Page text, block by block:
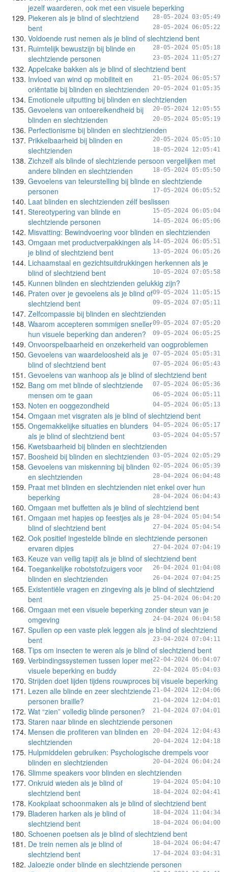
jezelf waarderen, ook met een visuele beperking
28-05-2024 03:05:49
Piekeren als je blind of slechtziend
bent
28-05-2024 06:05:22
Voldoende rust nemen als je blind of slechtziend bent
28-05-2024 05:05:18
Ruimtelijk bewustzijn bij blinde en
slechtziende personen
23-05-2024 11:05:27
Appelcake bakken als je blind of slechtziend bent
21-05-2024 06:05:57
Invloed van wind op mobiliteit en
oriëntatie bij blinden en slechtzienden
20-05-2024 01:05:35
Emotionele uitputting bij blinden en slechtzienden
20-05-2024 12:05:55
Gevoelens van ontoereikendheid bij
blinden en slechtzienden
20-05-2024 05:05:19
Perfectionisme bij blinden en slechtzienden
20-05-2024 05:05:10
Prikkelbaarheid bij blinden en
slechtzienden
18-05-2024 12:05:41
Zichzelf als blinde of slechtziende persoon vergelijken met
andere blinden en slechtzienden
18-05-2024 05:05:50
Gevoelens van teleurstelling bij blinde en slechtziende
personen
17-05-2024 06:05:52
Laat blinden en slechtzienden zélf beslissen
15-05-2024 06:05:04
Stereotypering van blinde en
slechtziende personen
14-05-2024 06:05:06
Misvatting: Bewindvoering voor blinden en slechtzienden
14-05-2024 06:05:51
Omgaan met productverpakkingen als
je blind of slechtziend bent
13-05-2024 06:05:26
Lichaamstaal en gezichtsuitdrukkingen herkennen als je
blind of slechtziend bent
10-05-2024 07:05:58
Kunnen blinden en slechtzienden gelukkig zijn?
09-05-2024 11:05:15
Praten over je gevoelens als je blind of
slechtziend bent
09-05-2024 07:05:11
Zelfcompassie bij blinden en slechtzienden
09-05-2024 07:05:20
Waarom accepteren sommigen sneller
hun visuele beperking dan anderen?
09-05-2024 06:05:25
Onvoorspelbaarheid en onzekerheid van oogproblemen
07-05-2024 05:05:31
Gevoelens van waardeloosheid als je
blind of slechtziend bent
07-05-2024 06:05:43
Gevoelens van wanhoop als je blind of slechtziend bent
07-05-2024 06:05:36
Bang om met blinde of slechtziende
mensen om te gaan
06-05-2024 06:05:11
Noten en ooggezondheid 04-05-2024 06:05:13
Omgaan met visgraten als je blind of slechtziend bent
04-05-2024 06:05:17
Ongemakkelijke situaties en blunders
als je blind of slechtziend bent
03-05-2024 04:05:57
Kwetsbaarheid bij blinden en slechtzienden
03-05-2024 02:05:29
Boosheid bij blinden en slechtzienden
02-05-2024 06:05:39
Gevoelens van miskenning bij blinden
en slechtzienden
28-04-2024 06:04:48
Praat met blinden en slechtzienden niet enkel over hun
beperking
28-04-2024 06:04:43
Omgaan met buffetten als je blind of slechtziend bent
28-04-2024 05:04:54
Omgaan met hapjes op feestjes als je
blind of slechtziend bent
27-04-2024 05:04:54
Ook positief ingestelde blinde en slechtziende personen
ervaren dipjes
27-04-2024 07:04:19
Keuze van veilig tapijt als je blind of slechtziend bent
26-04-2024 01:04:08
Toegankelijke robotstofzuigers voor
blinden en slechtzienden
26-04-2024 07:04:25
Existentiële vragen en zingeving als je blind of slechtziend
bent
25-04-2024 06:04:20
Omgaan met een visuele beperking zonder steun van je
omgeving
24-04-2024 06:04:58
Spullen op een vaste plek leggen als je blind of slechtziend
bent
23-04-2024 07:04:11
Tips om insecten te weren als je blind of slechtziend bent
22-04-2024 06:04:07
Verbindingssystemen tussen loper met
visuele beperking en buddy
22-04-2024 05:04:03
Strijden doet lijden tijdens rouwproces bij visuele beperking
21-04-2024 12:04:06
Lezen alle blinde en zeer slechtziende
personen braille?
21-04-2024 12:04:01
Wat “zien” volledig blinde personen? 21-04-2024 07:04:01
Staren naar blinde en slechtziende personen
20-04-2024 12:04:43
Mensen die profiteren van blinden en
slechtzienden
20-04-2024 12:04:18
Hulpmiddelen gebruiken: Psychologische drempels voor
blinden en slechtzienden
20-04-2024 06:04:24
Slimme speakers voor blinden en slechtzienden
19-04-2024 05:04:10
Onkruid wieden als je blind of
slechtziend bent
18-04-2024 02:04:41
Kookplaat schoonmaken als je blind of slechtziend bent
18-04-2024 11:04:34
Bladeren harken als je blind of
slechtziend bent
18-04-2024 06:04:00
Schoenen poetsen als je blind of slechtziend bent
18-04-2024 06:04:47
De trein nemen als je blind of
slechtziend bent
17-04-2024 03:04:31
Jaloezie onder blinde en slechtziende personen